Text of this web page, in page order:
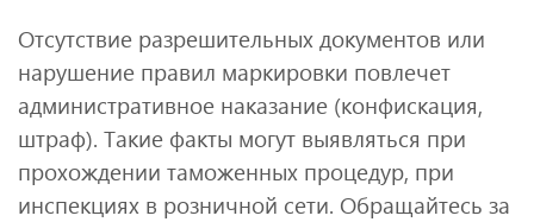
Отсутствие разрешительных документов или
нарушение правил маркировки повлечет
административное наказание (конфискация,
штраф). Такие факты могут выявляться при
прохождении таможенных процедур, при
инспекциях в розничной сети. Обращайтесь за